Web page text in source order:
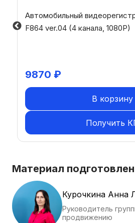
Автомобильный
F864 ver.04 (4 канала, 1080P)
9870 ₽
В корзину
Получить
Материал подготовлен
Курочкина Анна
Руководитель
продвижению